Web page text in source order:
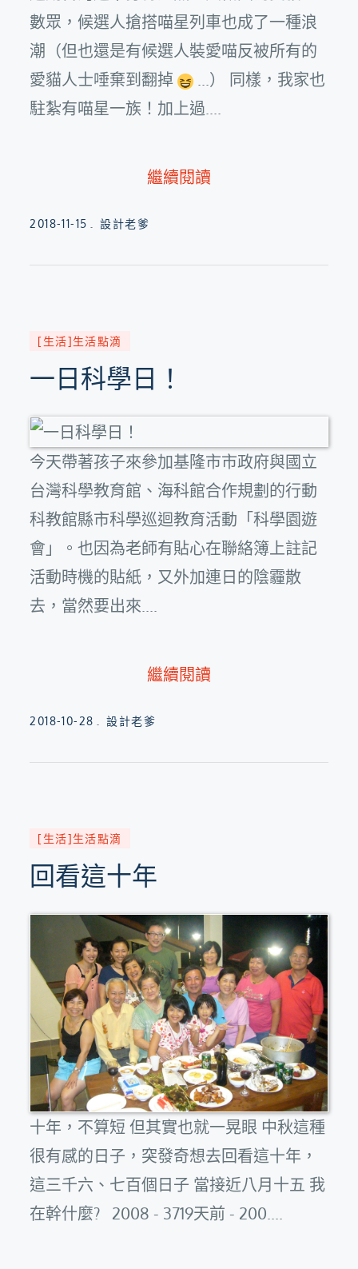
數眾，候選人搶搭喵星列車也成了一種浪
潮（但也還是有候選人裝愛喵反被所有的
愛貓人士唾棄到翻掉
...） 同樣，我家也
駐紮有喵星一族！加上過....
繼續閱讀
Posted
2018-11-15 設計老爹
[生活]生活點滴
一日科學日！
今天帶著孩子來參加基隆市市政府與國立
台灣科學教育館、海科館合作規劃的行動
科教館縣市科學巡迴教育活動「科學園遊
會」。也因為老師有貼心在聯絡簿上註記
活動時機的貼紙，又外加連日的陰霾散
去，當然要出來....
繼續閱讀
Posted
2018-10-28 設計老爹
[生活]生活點滴
回看這十年
十年，不算短 但其實也就一晃眼 中秋這種
很有感的日子，突發奇想去回看這十年，
這三千六、七百個日子 當接近八月十五 我
在幹什麼? 2008 - 3719天前 - 200....